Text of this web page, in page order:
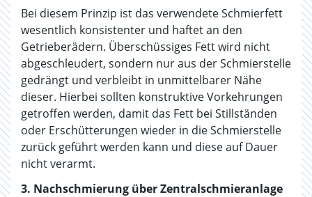
Bei diesem Prinzip ist das verwendete Schmierfett
wesentlich konsistenter und haftet an den
Getrieberädern. Überschüssiges Fett wird nicht
abgeschleudert, sondern nur aus der Schmierstelle
gedrängt und verbleibt in unmittelbarer Nähe
dieser. Hierbei sollten konstruktive Vorkehrungen
getroffen werden, damit das Fett bei Stillständen
oder Erschütterungen wieder in die Schmierstelle
zurück geführt werden kann und diese auf Dauer
nicht verarmt.
3. Nachschmierung über Zentralschmieranlage